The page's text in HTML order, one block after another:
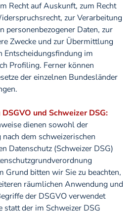
Recht auf Auskunft, zum Recht
zur Verarbeitung
personenbezogener Daten, zur
Zwecke und zur Übermittlung
Entscheidungsfindung im
Profiling. Ferner können
der einzelnen Bundesländer
und Schweizer DSG:
dienen sowohl der
dem schweizerischen
Datenschutz (Schweizer DSG)
Grund bitten wir Sie zu beachten,
räumlichen Anwendung und
der DSGVO verwendet
statt der im Schweizer DSG